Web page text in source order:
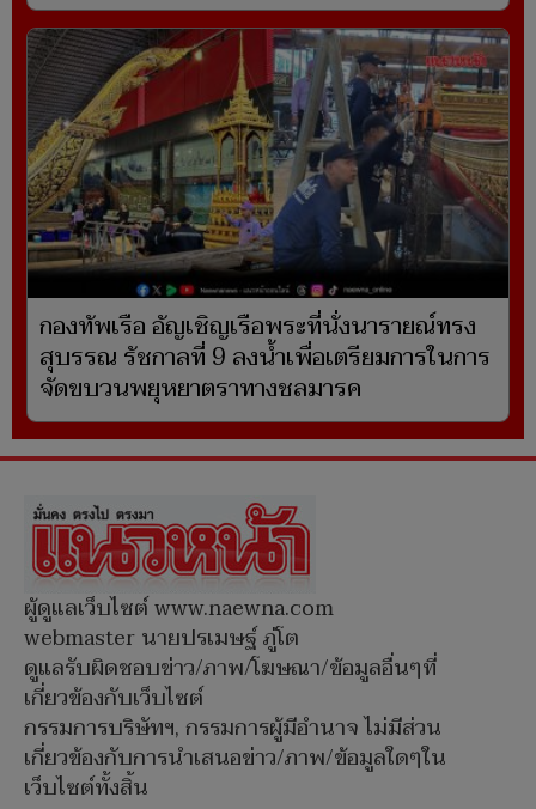
กองทัพเรือ อัญเชิญเรือพระที่นั่งนารายณ์ทรง
สุบรรณ รัชกาลที่ 9 ลงน้ำเพื่อเตรียมการในการ
จัดขบวนพยุหยาตราทางชลมารค
ผู้ดูแลเว็บไซต์ www.naewna.com
webmaster นายปรเมษฐ์ ภู่โต
ดูแลรับผิดชอบข่าว/ภาพ/โฆษณา/ข้อมูลอื่นๆที่
เกี่ยวข้องกับเว็บไซต์
กรรมการบริษัทฯ, กรรมการผู้มีอำนาจ ไม่มีส่วน
เกี่ยวข้องกับการนำเสนอข่าว/ภาพ/ข้อมูลใดๆใน
เว็บไซต์ทั้งสิ้น